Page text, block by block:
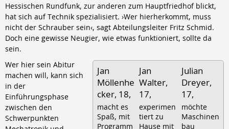
Hessischen Rundfunk, zur anderen zum Hauptfriedhof blickt,
hat sich auf Technik spezialisiert. ›Wer hierherkommt, muss
nicht der Schrauber sein‹, sagt Abteilungsleiter Fritz Schmid.
Doch eine gewisse Neugier, wie etwas funktioniert, sollte da
sein.
Jan
Möllenhe
cker, 18,
macht es
Spaß, mit
Programm
Jan
Walter,
17,
experimen
tiert zu
Hause mit
Julian
Dreyer,
17,
möchte
Maschinen
bau
Wer hier sein Abitur
machen will, kann sich
in der
Einführungsphase
zwischen den
Schwerpunkten